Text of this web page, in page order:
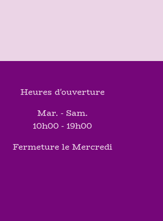
Heures d'ouverture
Mar. - Sam.
10h00 - 19h00
Fermeture le Mercredi